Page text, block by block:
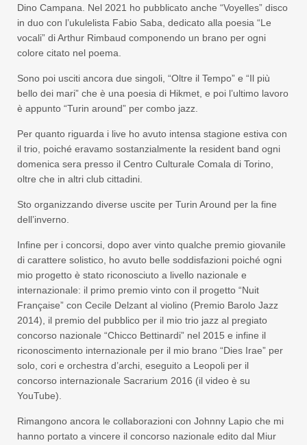
Dino Campana. Nel 2021 ho pubblicato anche “Voyelles” disco
in duo con l’ukulelista Fabio Saba, dedicato alla poesia “Le
vocali” di Arthur Rimbaud componendo un brano per ogni
colore citato nel poema.
Sono poi usciti ancora due singoli, “Oltre il Tempo” e “Il più
bello dei mari” che è una poesia di Hikmet, e poi l’ultimo lavoro
è appunto “Turin around” per combo jazz.
Per quanto riguarda i live ho avuto intensa stagione estiva con
il trio, poiché eravamo sostanzialmente la resident band ogni
domenica sera presso il Centro Culturale Comala di Torino,
oltre che in altri club cittadini.
Sto organizzando diverse uscite per Turin Around per la fine
dell’inverno.
Infine per i concorsi, dopo aver vinto qualche premio giovanile
di carattere solistico, ho avuto belle soddisfazioni poiché ogni
mio progetto è stato riconosciuto a livello nazionale e
internazionale: il primo premio vinto con il progetto “Nuit
Française” con Cecile Delzant al violino (Premio Barolo Jazz
2014), il premio del pubblico per il mio trio jazz al pregiato
concorso nazionale “Chicco Bettinardi” nel 2015 e infine il
riconoscimento internazionale per il mio brano “Dies Irae” per
solo, cori e orchestra d’archi, eseguito a Leopoli per il
concorso internazionale Sacrarium 2016 (il video è su
YouTube).
Rimangono ancora le collaborazioni con Johnny Lapio che mi
hanno portato a vincere il concorso nazionale edito dal Miur